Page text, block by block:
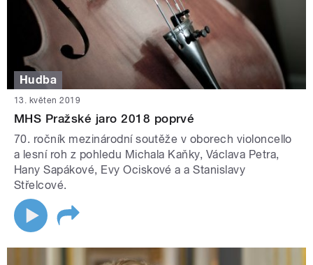
Hudba
13. květen 2019
MHS Pražské jaro 2018 poprvé
70. ročník mezinárodní soutěže v oborech violoncello
a lesní roh z pohledu Michala Kaňky, Václava Petra,
Hany Sapákové, Evy Ociskové a a Stanislavy
Střelcové.